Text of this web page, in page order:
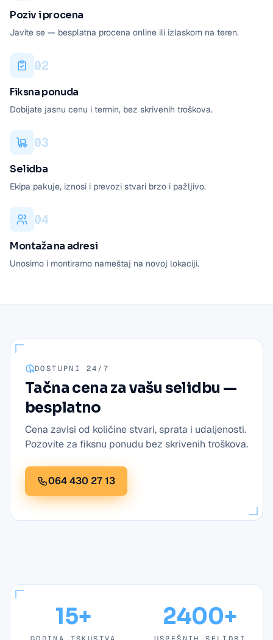
Poziv i procena
Javite se — besplatna procena online ili izlaskom na teren.
02
Fiksna ponuda
Dobijate jasnu cenu i termin, bez skrivenih troškova.
03
Selidba
Ekipa pakuje, iznosi i prevozi stvari brzo i pažljivo.
04
Montaža na adresi
Unosimo i montiramo nameštaj na novoj lokaciji.
DOSTUPNI 24/7
Tačna cena za vašu selidbu —
besplatno
Cena zavisi od količine stvari, sprata i udaljenosti.
Pozovite za fiksnu ponudu bez skrivenih troškova.
064 430 27 13
15+ 2400+